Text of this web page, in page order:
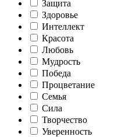
Защита
Здоровье
Интеллект
Красота
Любовь
Мудрость
Победа
Процветание
Семья
Сила
Творчество
Уверенность